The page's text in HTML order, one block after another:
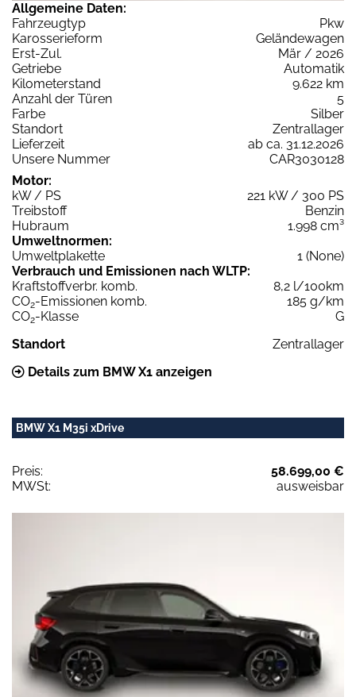
Allgemeine Daten:
Fahrzeugtyp
Pkw
Karosserieform
Geländewagen
Erst-Zul.
Mär / 2026
Getriebe
Automatik
Kilometerstand
9.622 km
Anzahl der Türen
5
Farbe
Silber
Standort
Zentrallager
Lieferzeit
ab ca. 31.12.2026
Unsere Nummer
CAR3030128
Motor:
kW / PS
221 kW / 300 PS
Treibstoff
Benzin
Hubraum
1.998 cm³
Umweltnormen:
Umweltplakette
1 (None)
Verbrauch und Emissionen nach WLTP:
Kraftstoffverbr. komb.
8,2 l/100km
CO2-Emissionen komb.
185 g/km
CO2-Klasse
G
Standort
Zentrallager
Details zum BMW X1 anzeigen
BMW X1 M35i xDrive
Preis:
58.699,00 €
MWSt:
ausweisbar